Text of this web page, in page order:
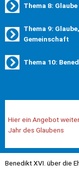
Thema 8:
Thema 9:
Gemeinschaft
Thema 10:
Hier ein Angebot
Jahr des Glaubens
Benedikt XVI. über die